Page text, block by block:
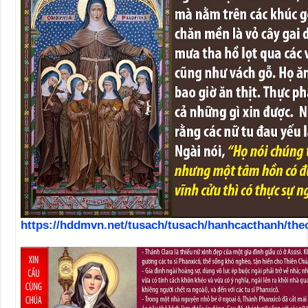
https://hddmvn.net/tusach/tusach/hanhcacthanh/